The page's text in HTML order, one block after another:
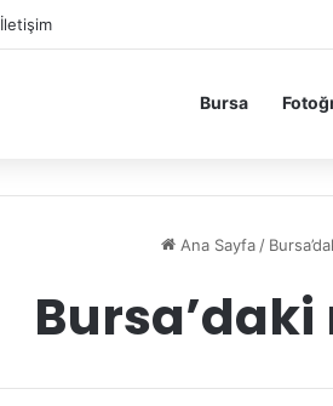
İletişim
Bursa
Ana Sayfa /